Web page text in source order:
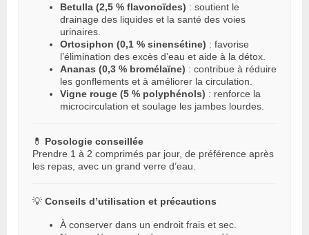
Betulla (2,5 % flavonoïdes) : soutient le
drainage des liquides et la santé des voies
urinaires.
Ortosiphon (0,1 % sinensétine) : favorise
l’élimination des excès d’eau et aide à la détox.
Ananas (0,3 % bromélaïne) : contribue à réduire
les gonflements et à améliorer la circulation.
Vigne rouge (5 % polyphénols) : renforce la
microcirculation et soulage les jambes lourdes.
💊 Posologie conseillée
Prendre 1 à 2 comprimés par jour, de préférence après
les repas, avec un grand verre d’eau.
💡 Conseils d’utilisation et précautions
À conserver dans un endroit frais et sec.